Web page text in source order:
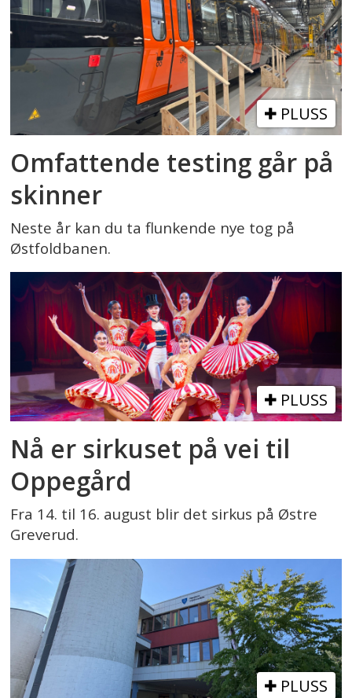
PLUSS
Omfattende testing går på
skinner
Neste år kan du ta flunkende nye tog på
Østfoldbanen.
PLUSS
Nå er sirkuset på vei til
Oppegård
Fra 14. til 16. august blir det sirkus på Østre
Greverud.
PLUSS